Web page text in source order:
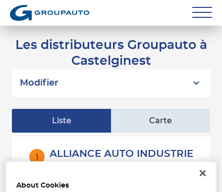
Carrossiers
Particuliers
Les distributeurs Groupauto à
Castelginest
Modifier
Liste Carte
1
km
ALLIANCE AUTO INDUSTRIE
Fermé aujourd'hui
About Cookies